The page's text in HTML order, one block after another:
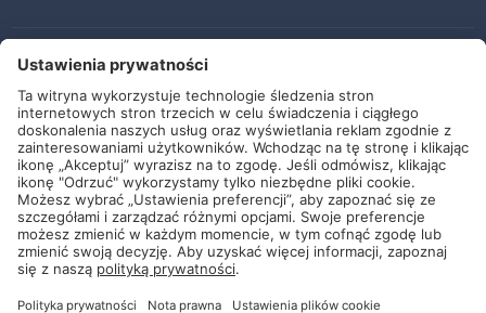
Kontakt
Newsletter
Ogólne warunki i dostawy
Wytyczne i zobowiązania